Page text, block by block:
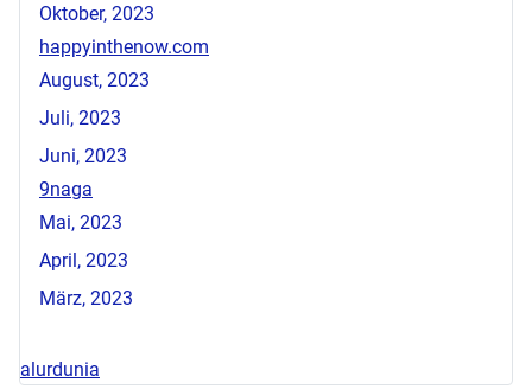
Oktober, 2023
happyinthenow.com
August, 2023
Juli, 2023
Juni, 2023
9naga
Mai, 2023
April, 2023
März, 2023
alurdunia